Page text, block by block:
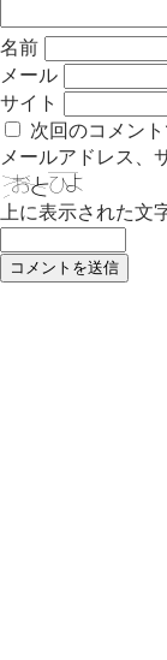
名前
メール
サイト
次回のコメン
メールアドレス、
上に表示された文